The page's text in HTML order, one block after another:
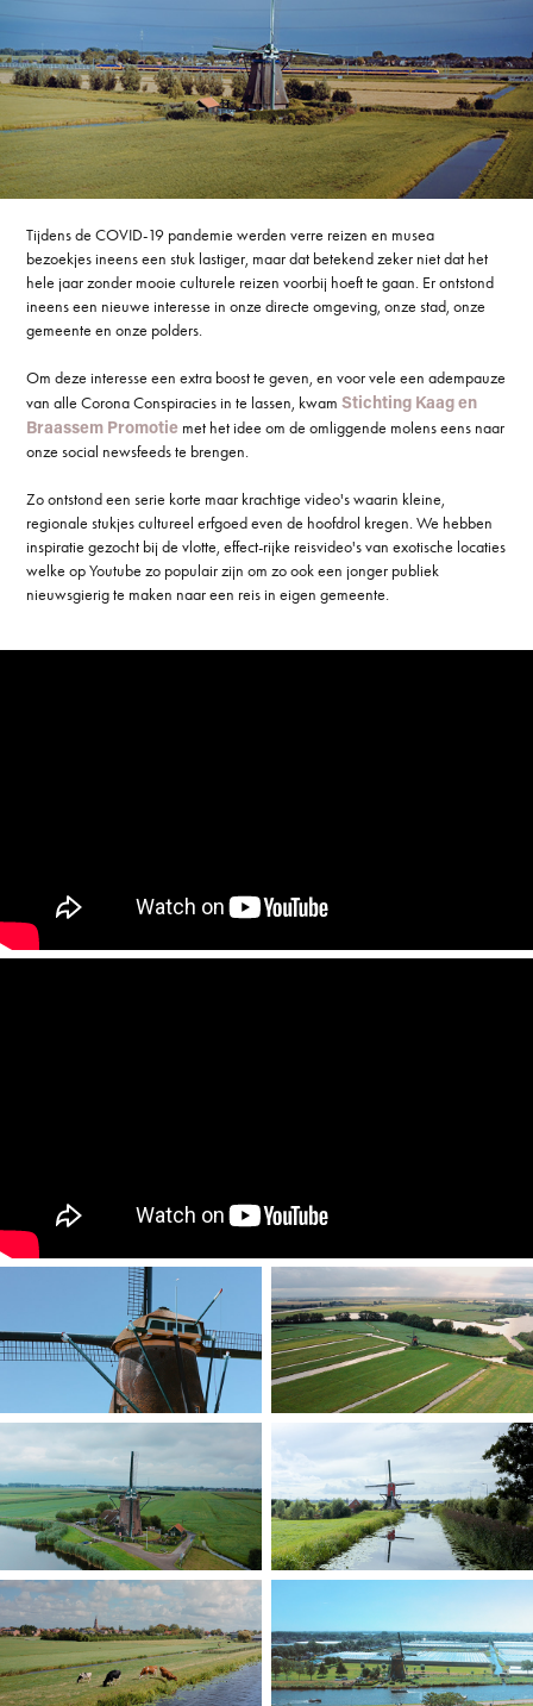
Tijdens de COVID-19 pandemie werden verre reizen en musea
bezoekjes ineens een stuk lastiger, maar dat betekend zeker niet dat het
hele jaar zonder mooie culturele reizen voorbij hoeft te gaan. Er ontstond
ineens een nieuwe interesse in onze directe omgeving, onze stad, onze
gemeente en onze polders.
Om deze interesse een extra boost te geven, en voor vele een adempauze
van alle Corona Conspiracies in te lassen, kwamStichting Kaag en
Braassem Promotie met het idee om de omliggende molens eens naar
onze social newsfeeds te brengen.
Zo ontstond een serie korte maar krachtige video's waarin kleine,
regionale stukjes cultureel erfgoed even de hoofdrol kregen. We hebben
inspiratie gezocht bij de vlotte, effect-rijke reisvideo's van exotische locaties
welke op Youtube zo populair zijn om zo ook een jonger publiek
nieuwsgierig te maken naar een reis in eigen gemeente.